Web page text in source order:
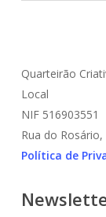
Quarteirão
Local
NIF 516903551
Rua do
Política de